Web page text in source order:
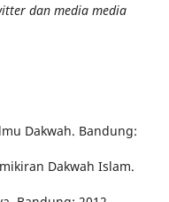
dan media media
Dakwah. Bandung:
Dakwah Islam.